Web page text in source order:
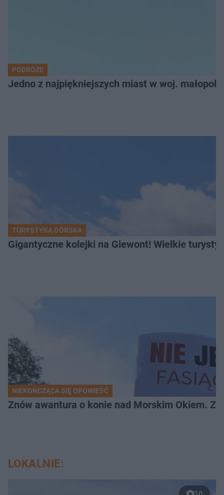
PODRÓŻE
Jedno z najpiękniejszych miast w woj.
TURYSTYKA GÓRSKA
Gigantyczne kolejki na Giewont! Wielkie
NIEKOŃCZĄCA SIĘ OPOWIEŚĆ
Znów awantura o konie nad Morskim Okiem.
LOKALNIE: